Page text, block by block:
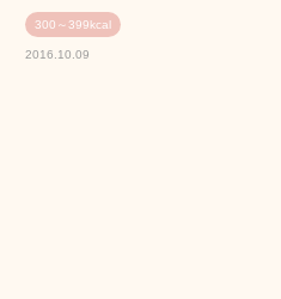
300～399kcal
2016.10.09